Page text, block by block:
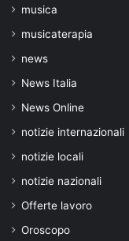
musica
musicaterapia
news
News Italia
News Online
notizie internazionali
notizie locali
notizie nazionali
Offerte lavoro
Oroscopo